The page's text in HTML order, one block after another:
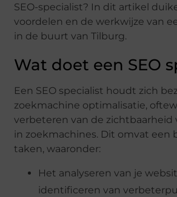
SEO-specialist? In dit artikel
voordelen en de werkwijze van
in de buurt van Tilburg.
Wat doet een SEO
Een SEO specialist houdt zich
zoekmachine optimalisatie,
verbeteren van de zichtbaarheid
in zoekmachines. Dit omvat een
taken, waaronder:
Het analyseren van je
identificeren van